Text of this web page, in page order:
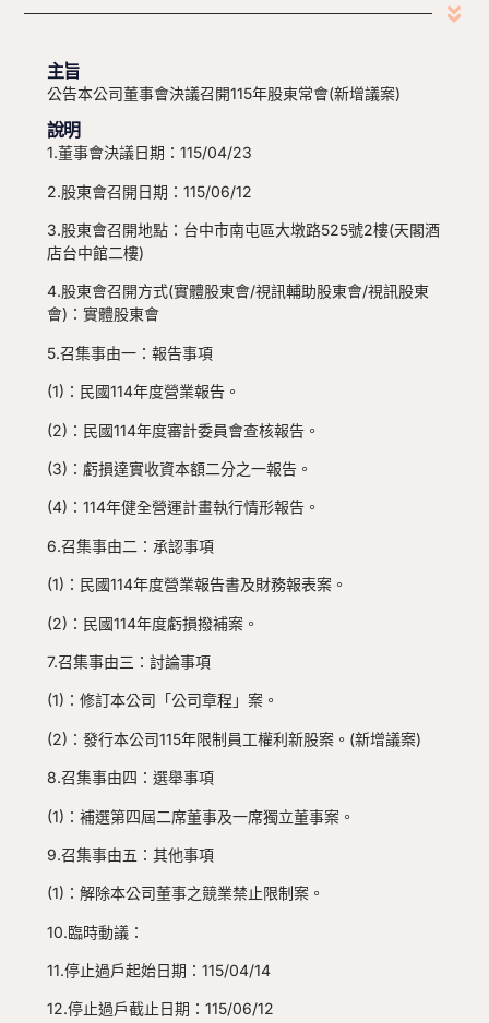
主旨
公告本公司董事會決議召開115年股東常會(新增議案)
說明
1.董事會決議日期：115/04/23
2.股東會召開日期：115/06/12
3.股東會召開地點：台中市南屯區大墩路525號2樓(天閣酒
店台中館二樓)
4.股東會召開方式(實體股東會/視訊輔助股東會/視訊股東
會)：實體股東會
5.召集事由一：報告事項
(1)：民國114年度營業報告。
(2)：民國114年度審計委員會查核報告。
(3)：虧損達實收資本額二分之一報告。
(4)：114年健全營運計畫執行情形報告。
6.召集事由二：承認事項
(1)：民國114年度營業報告書及財務報表案。
(2)：民國114年度虧損撥補案。
7.召集事由三：討論事項
(1)：修訂本公司「公司章程」案。
(2)：發行本公司115年限制員工權利新股案。(新增議案)
8.召集事由四：選舉事項
(1)：補選第四屆二席董事及一席獨立董事案。
9.召集事由五：其他事項
(1)：解除本公司董事之競業禁止限制案。
10.臨時動議：
11.停止過戶起始日期：115/04/14
12.停止過戶截止日期：115/06/12